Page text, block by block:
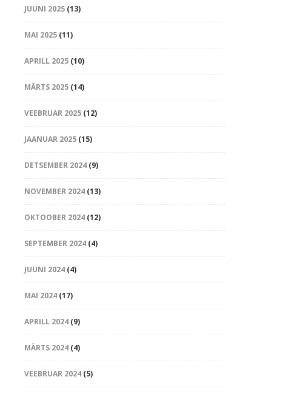
JUUNI 2025(13)
MAI 2025(11)
APRILL 2025(10)
MÄRTS 2025(14)
VEEBRUAR 2025(12)
JAANUAR 2025(15)
DETSEMBER 2024(9)
NOVEMBER 2024(13)
OKTOOBER 2024(12)
SEPTEMBER 2024(4)
JUUNI 2024(4)
MAI 2024(17)
APRILL 2024(9)
MÄRTS 2024(4)
VEEBRUAR 2024(5)